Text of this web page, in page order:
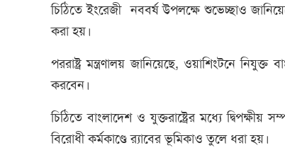
চিঠিতে ইংরেজী নববর্ষ উপলক্ষে শুভেচ্ছাও
করা হয়।
পররাষ্ট্র মন্ত্রণালয় জানিয়েছে, ওয়াশিংটনে নিযুক্ত
করবেন।
চিঠিতে বাংলাদেশ ও যুক্তরাষ্ট্রের মধ্যে
বিরোধী কর্মকাণ্ডে র‍্যাবের ভূমিকাও তুলে ধরা হয়।